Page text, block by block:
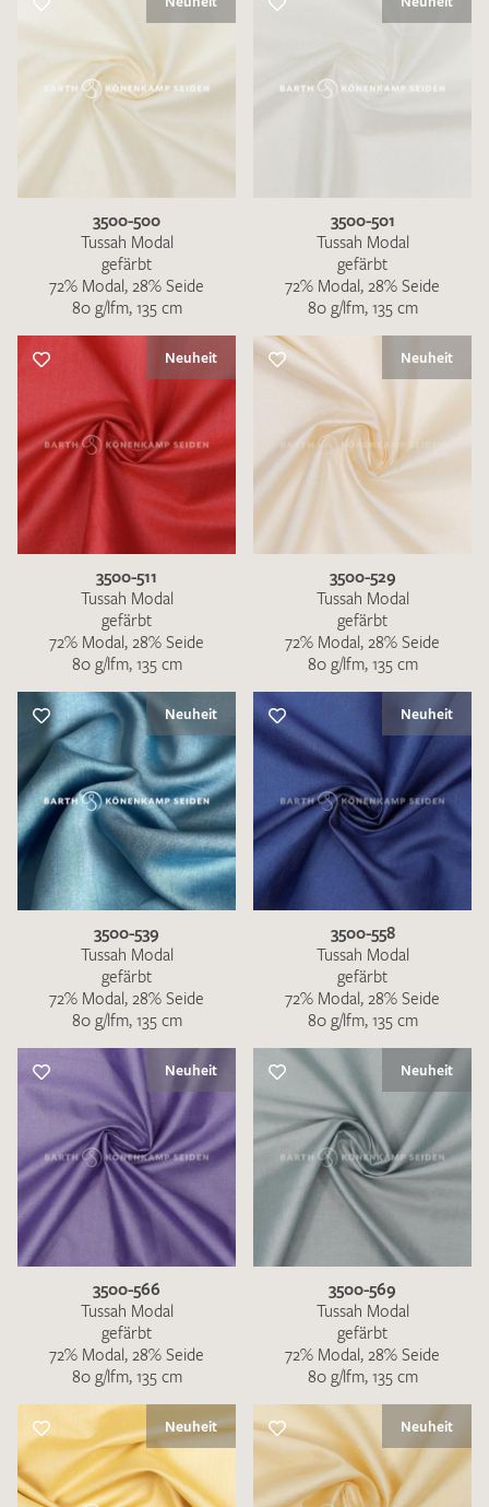
3500-500
Tussah Modal
gefärbt
72% Modal, 28% Seide
80 g/lfm, 135 cm
3500-501
Tussah Modal
gefärbt
72% Modal, 28% Seide
80 g/lfm, 135 cm
Neuheit
3500-511
Tussah Modal
gefärbt
72% Modal, 28% Seide
80 g/lfm, 135 cm
Neuheit
3500-529
Tussah Modal
gefärbt
72% Modal, 28% Seide
80 g/lfm, 135 cm
Neuheit
3500-539
Tussah Modal
gefärbt
72% Modal, 28% Seide
80 g/lfm, 135 cm
Neuheit
3500-558
Tussah Modal
gefärbt
72% Modal, 28% Seide
80 g/lfm, 135 cm
Neuheit
3500-566
Tussah Modal
gefärbt
72% Modal, 28% Seide
80 g/lfm, 135 cm
Neuheit
3500-569
Tussah Modal
gefärbt
72% Modal, 28% Seide
80 g/lfm, 135 cm
Neuheit Neuheit